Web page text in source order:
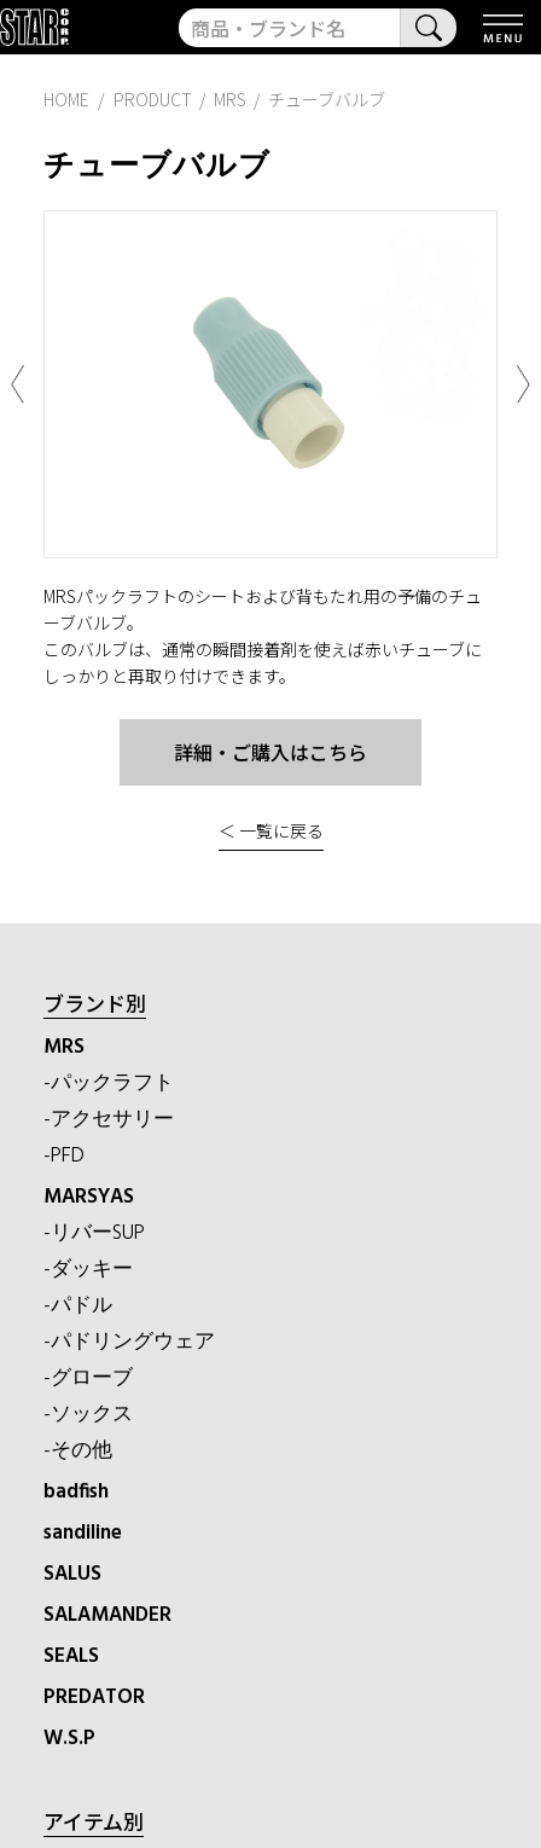
ブランド別
MRS
-パックラフト
-アクセサリー
-PFD
MARSYAS
-リバーSUP
-ダッキー
-パドル
-パドリングウェア
-グローブ
-ソックス
-その他
badfish
sandiline
SALUS
SALAMANDER
SEALS
PREDATOR
W.S.P
アイテム別
HOME PRODUCT / MRS / チューブバルブ
チューブバルブ
MRSパックラフトのシートおよび背もたれ用の予備のチュ
ーブバルブ。
このバルブは、通常の瞬間接着剤を使えば赤いチューブに
しっかりと再取り付けできます。
詳細・ご購入はこちら
＜ 一覧に戻る